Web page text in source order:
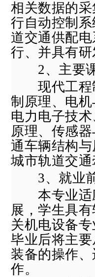
相关数据的
行自动控制
道交通供配
行、并具有
2 、主要
现代工程
制原理、 电
电力电子技术
原理、 传感
通车辆结构
城市轨道交
3、就业
本专业适应
展，学生具
关机电设备
毕业后将主
装备的操作
作。